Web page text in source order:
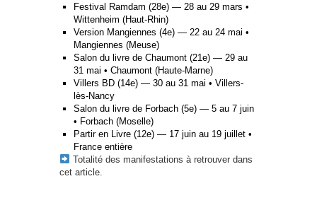
Festival Ramdam (28e) — 28 au 29 mars •
Wittenheim (Haut-Rhin)
Version Mangiennes (4e) — 22 au 24 mai •
Mangiennes (Meuse)
Salon du livre de Chaumont (21e) — 29 au
31 mai • Chaumont (Haute-Marne)
Villers BD (14e) — 30 au 31 mai • Villers-
lès-Nancy
Salon du livre de Forbach (5e) — 5 au 7 juin
• Forbach (Moselle)
Partir en Livre (12e) — 17 juin au 19 juillet •
France entière
Totalité des manifestations à retrouver dans
cet article